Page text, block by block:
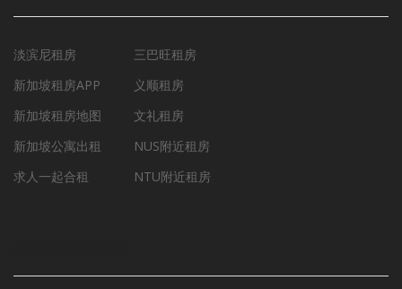
淡滨尼租房
新加坡租房APP
新加坡租房地图
新加坡公寓出租
求人一起合租
三巴旺租房
义顺租房
文礼租房
NUS附近租房
NTU附近租房